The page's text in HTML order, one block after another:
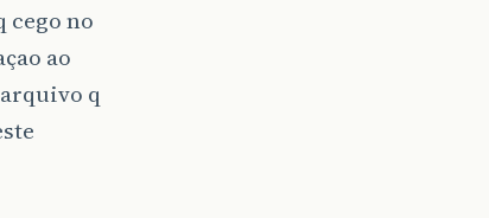
cego no
ao
q